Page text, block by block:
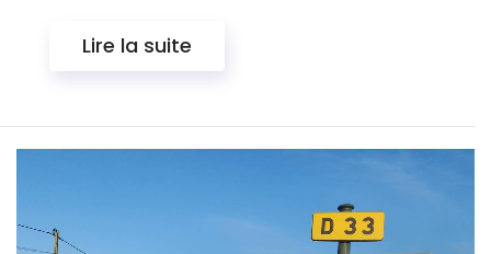
Lire la suite